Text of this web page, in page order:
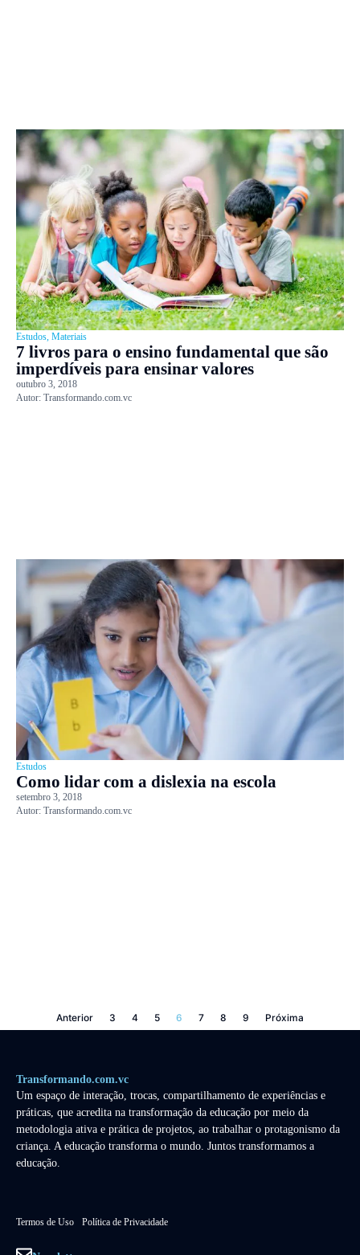
Estudos, Materiais
7 livros para o ensino fundamental que são
imperdíveis para ensinar valores
outubro 3, 2018
Autor: Transformando.com.vc
Estudos
Como lidar com a dislexia na escola
setembro 3, 2018
Autor: Transformando.com.vc
Anterior 3 4 5 6 7 8 9 Próxima
Transformando.com.vc
Um espaço de interação, trocas, compartilhamento de experiências e
práticas, que acredita na transformação da educação por meio da
metodologia ativa e prática de projetos, ao trabalhar o protagonismo da
criança. A educação transforma o mundo. Juntos transformamos a
educação.
Termos de Uso Política de Privacidade